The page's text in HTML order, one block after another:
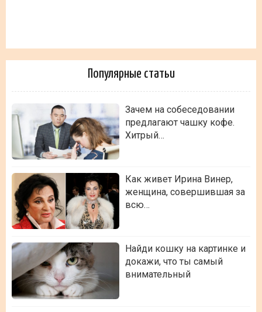
Популярные статьи
Зачем на собеседовании
предлагают чашку кофе.
Хитрый…
Как живет Ирина Винер,
женщина, совершившая за
всю…
Найди кошку на картинке и
докажи, что ты самый
внимательный